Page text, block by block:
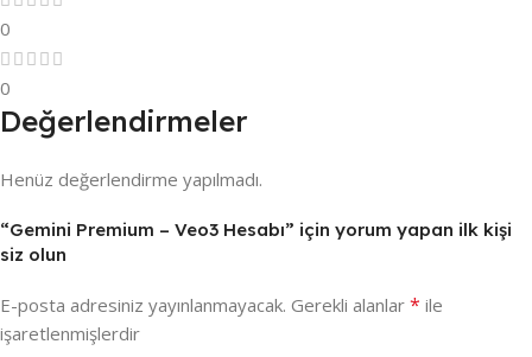
0
0
Değerlendirmeler
Henüz değerlendirme yapılmadı.
“Gemini Premium – Veo3 Hesabı” için yorum yapan ilk kişi
siz olun
E-posta adresiniz yayınlanmayacak. Gerekli alanlar * ile
işaretlenmişlerdir